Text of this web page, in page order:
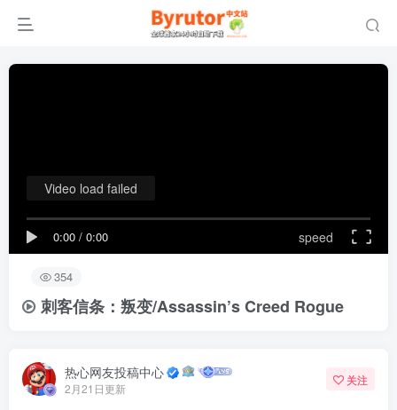
0:00 / 0:00 speed
Video load failed
354
刺客信条：叛变/Assassin’s Creed Rogue
热心网友投稿中心
2月21日更新
关注